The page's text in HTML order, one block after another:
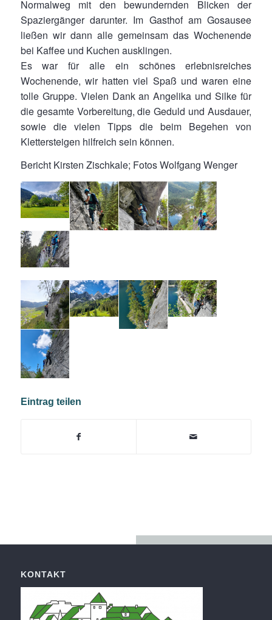
Normalweg mit den bewundernden Blicken der
Spaziergänger darunter. Im Gasthof am Gosausee
ließen wir dann alle gemeinsam das Wochenende
bei Kaffee und Kuchen ausklingen.
Es war für alle ein schönes erlebnisreiches
Wochenende, wir hatten viel Spaß und waren eine
tolle Gruppe. Vielen Dank an Angelika und Silke für
die gesamte Vorbereitung, die Geduld und Ausdauer,
sowie die vielen Tipps die beim Begehen von
Klettersteigen hilfreich sein können.
Bericht Kirsten Zischkale; Fotos Wolfgang Wenger
Eintrag teilen
KONTAKT